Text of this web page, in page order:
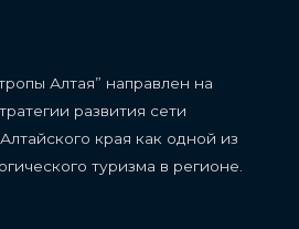
Алтая” направлен на
развития сети
края как одной из
туризма в регионе.